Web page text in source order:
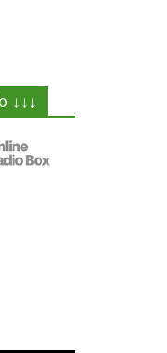
↓↓↓